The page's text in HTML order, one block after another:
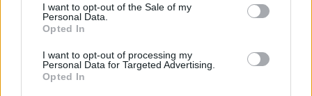
I want to opt-out of the Sale of my
Personal Data.
Opted In
I want to opt-out of processing my
Personal Data for Targeted Advertising.
Opted In